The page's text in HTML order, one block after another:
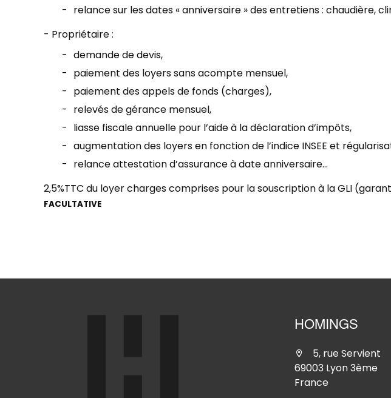
relance sur les dates « anniversaire » des entretiens : chaudière,
- Propriétaire :
demande de devis,
paiement des loyers sans acompte mensuel,
paiement des appels de fonds (charges),
relevés de gérance mensuel,
liasse fiscale annuelle pour l’aide à la déclaration d’impôts,
augmentation des loyers en fonction de l’indice INSEE et
relance attestation d’assurance à date anniversaire…
2,5%TTC du loyer charges comprises pour la souscription à la GLI
FACULTATIVE
HOMINGS
5, rue Servient
69003 Lyon 3ème
France